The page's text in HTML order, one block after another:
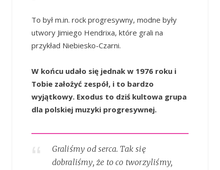
To był m.in. rock progresywny, modne były
utwory Jimiego Hendrixa, które grali na
przykład Niebiesko-Czarni.
W końcu udało się jednak w 1976 roku i
Tobie założyć zespół, i to bardzo
wyjątkowy. Exodus to dziś kultowa grupa
dla polskiej muzyki progresywnej.
Graliśmy od serca. Tak się
dobraliśmy, że to co tworzyliśmy,